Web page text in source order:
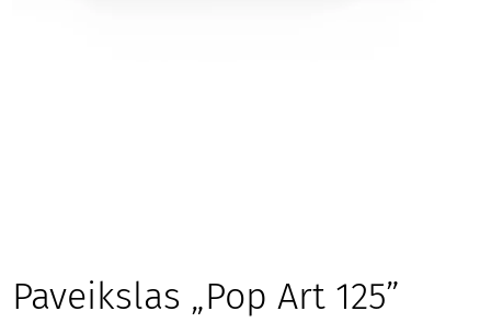
Paveikslas „Pop Art 125”